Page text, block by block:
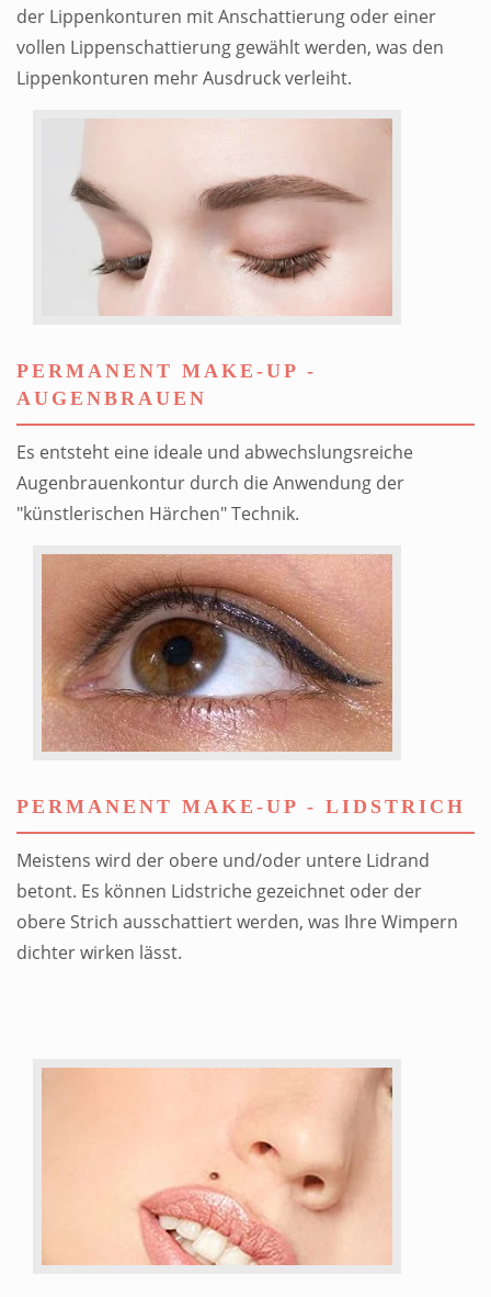
der Lippenkonturen mit Anschattierung oder einer
vollen Lippenschattierung gewählt werden, was den
Lippenkonturen mehr Ausdruck verleiht.
PERMANENT MAKE-UP -
AUGENBRAUEN
Es entsteht eine ideale und abwechslungsreiche
Augenbrauenkontur durch die Anwendung der
"künstlerischen Härchen" Technik.
PERMANENT MAKE-UP - LIDSTRICH
Meistens wird der obere und/oder untere Lidrand
betont. Es können Lidstriche gezeichnet oder der
obere Strich ausschattiert werden, was Ihre Wimpern
dichter wirken lässt.